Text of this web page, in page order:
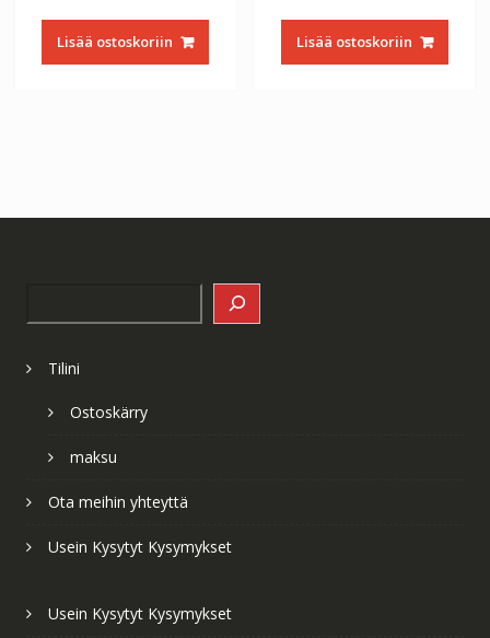
oli:
€56.64.
on:
€31.47.
Lisää ostoskoriin
oli:
€56.64.
on:
€31.47.
Lisää ostoskoriin
Tilini
Ostoskärry
maksu
Ota meihin yhteyttä
Usein Kysytyt Kysymykset
Usein Kysytyt Kysymykset